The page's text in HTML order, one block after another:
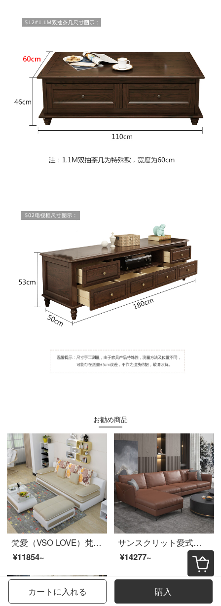
お勧め商品
梵愛（VSO LOVE）梵愛ソファ布芸ソファ中小型皮布ソファリビングルームのセットリビングルームの家具セットの豪華版
¥11854~
サンスクリット愛式極簡単科学技術三防皮ソファ北欧の軽い贅沢な風の柔らかい体のソファーの組合せの高級な客間の家具の双手すりのシングルブラウン
¥14277~
カートに入れる 購入